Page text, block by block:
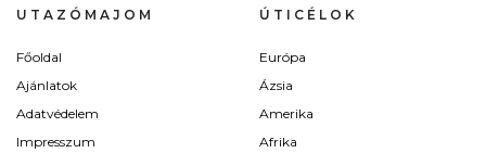
UTAZÓMAJOM
Főoldal
Ajánlatok
Adatvédelem
Impresszum
ÚTICÉLOK
Európa
Ázsia
Amerika
Afrika